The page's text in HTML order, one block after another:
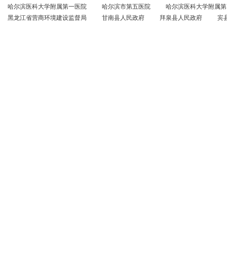
哈尔滨医科大学附属第一医院
哈尔滨市第五医院
哈尔滨医科大学附属
黑龙江省营商环境建设监督局
甘南县人民政府 拜泉县人民政府 宾